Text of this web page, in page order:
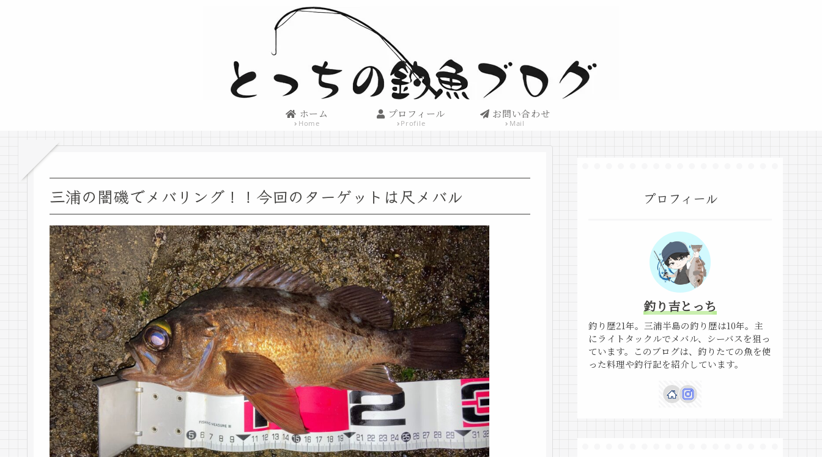
ホーム
Home
プロフィール
Profile
お問い合わせ
Mail
三浦の闇磯でメバリング！！今回のターゲットは尺メバル プロフィール
釣り吉とっち
釣り歴21年。三浦半島の釣り歴は10年。主
にライトタックルでメバル、シーバスを狙っ
ています。このブログは、釣りたての魚を使
った料理や釣行記を紹介しています。